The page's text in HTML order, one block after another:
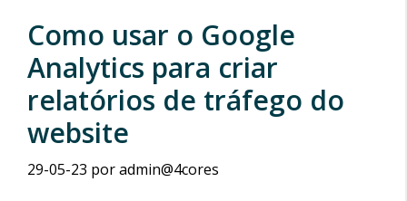
Como usar o Google
Analytics para criar
relatórios de tráfego do
website
29-05-23 poradmin@4cores